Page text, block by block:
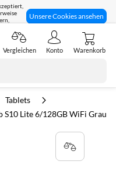
Unsere Cookies ansehen
dich da!
Vergleichen Konto Warenkorb
Tablets
S10 Lite 6/128GB WiFi Grau